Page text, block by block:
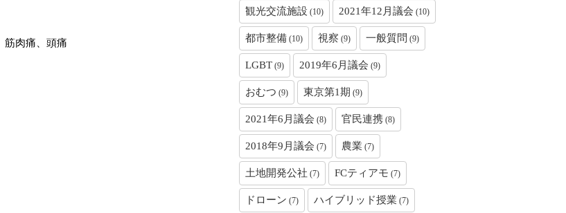
筋肉痛、頭痛
観光交流施設 (10) 2021年12月議会 (10)
都市整備 (10) 視察 (9) 一般質問 (9)
LGBT (9) 2019年6月議会 (9)
おむつ (9) 東京第1期 (9)
2021年6月議会 (8) 官民連携 (8)
2018年9月議会 (7) 農業 (7)
土地開発公社 (7) FCティアモ (7)
ドローン (7) ハイブリッド授業 (7)